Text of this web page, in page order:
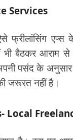
Services
फ्रीलांसिंग एप्स
बैठकर आराम से
पसंद के
जरूरत नहीं है।
Local